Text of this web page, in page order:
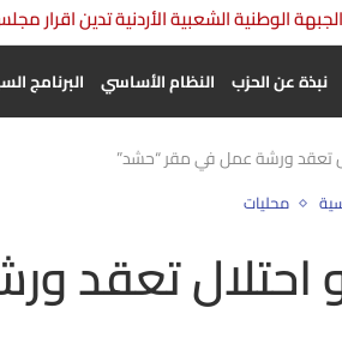
الجبهة الوطنية الشعبية الأردنية تدين اقرار
نبذة عن الحزب النظام الأساسي البرنامج
تعقد ورشة عمل في مقر “حشد”
محليات
احتلال